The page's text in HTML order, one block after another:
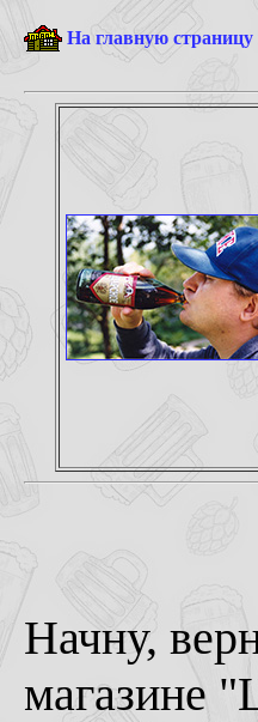
На главную
Начну,
магазине